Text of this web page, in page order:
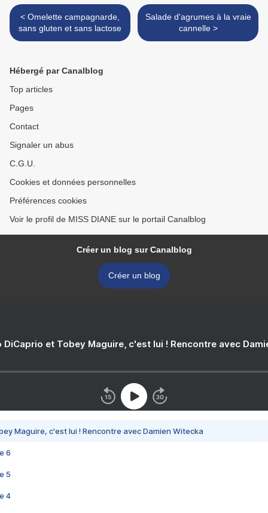
< Omelette campagnarde,
sans gluten et sans lactose
Salade d'agrumes à la vraie
cannelle >
Hébergé par Canalblog
Top articles
Pages
Contact
Signaler un abus
C.G.U.
Cookies et données personnelles
Préférences cookies
Voir le profil de MISS DIANE sur le portail Canalblog
Créer un blog sur Canalblog
Créer un blog
DiCaprio et Tobey Maguire, c'est lui ! Rencontre avec
Maguire, c'est lui ! Rencontre avec Damien Witecka
6
5
4